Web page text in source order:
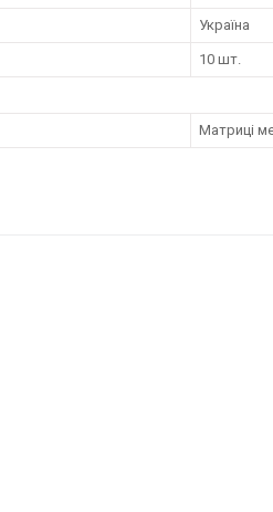
Україна
10 шт.
Матриці